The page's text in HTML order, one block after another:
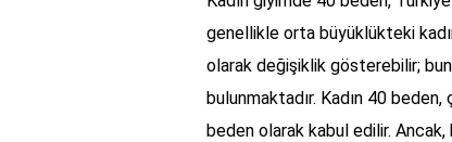
genellikle orta büyüklükteki
olarak değişiklik gösterebilir;
bulunmaktadır. Kadın 40
beden olarak kabul edilir.